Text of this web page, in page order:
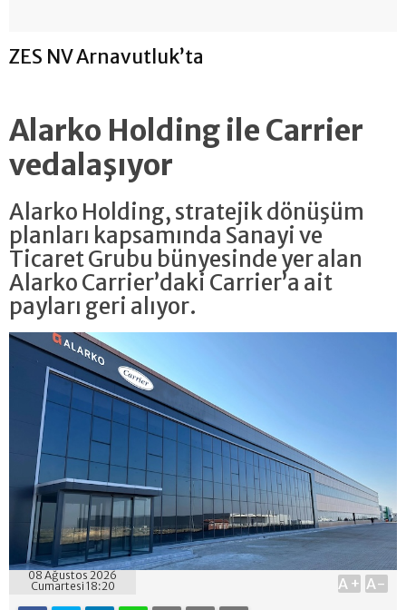
ZES NV Arnavutluk’ta
Alarko Holding ile Carrier
vedalaşıyor
Alarko Holding, stratejik dönüşüm
planları kapsamında Sanayi ve
Ticaret Grubu bünyesinde yer alan
Alarko Carrier’daki Carrier’a ait
payları geri alıyor.
08 Ağustos 2026
Cumartesi 18:20
A+ A-